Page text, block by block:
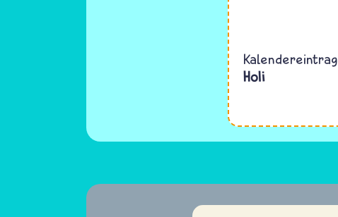
Kalendereintrag
Holi